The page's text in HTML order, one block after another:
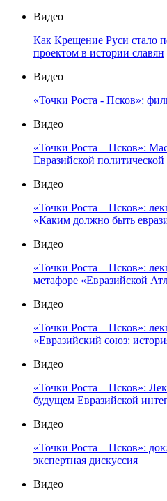
Видео
Как Крещение Руси стало
проектом в истории славян
Видео
«Точки Роста - Псков»:
Видео
«Точки Роста – Псков»:
Евразийской политической
Видео
«Точки Роста – Псков»:
«Каким должно быть
Видео
«Точки Роста – Псков»:
метафоре «Евразийской
Видео
«Точки Роста – Псков»:
«Евразийский союз:
Видео
«Точки Роста – Псков»:
будущем Евразийской
Видео
«Точки Роста – Псков»:
экспертная дискуссия
Видео